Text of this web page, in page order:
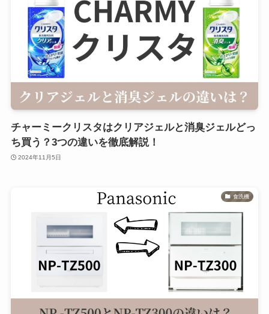
チャーミークリスタはクリアジェルと消臭ジェルどっ
ち買う？3つの違いを徹底解説！
2024年11月5日
食洗機